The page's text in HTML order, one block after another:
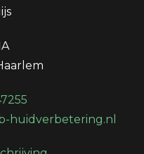
huidverbetering.nl